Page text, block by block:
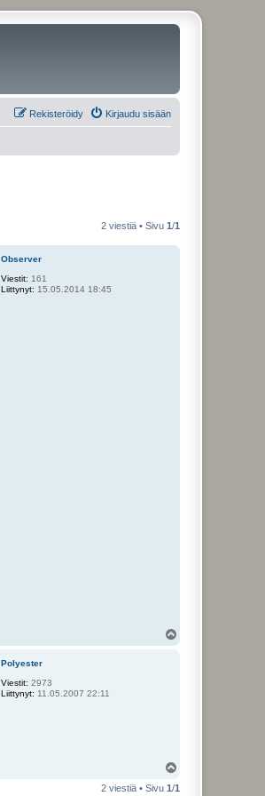
Kirjaudu sisään
Rekisteröidy
2 viestiä • Sivu 1/1
Observer
Viestit: 161
Liittynyt: 15.05.2014 18:45
Polyester
Viestit: 2973
Liittynyt: 11.05.2007 22:11
ö
2 viestiä • Sivu 1/1